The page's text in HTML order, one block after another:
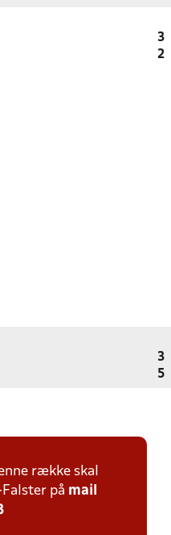
3
2
3
5
række skal
på mail